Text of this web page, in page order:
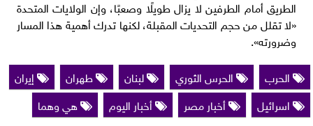
الطريق أمام الطرفين لا يزال طويلًا وصعبًا، وإن الولايات المتحدة
«لا تقلل من حجم التحديات المقبلة، لكنها تدرك أهمية هذا المسار
وضرورته».
الحرب
الحرس الثوري لبنان طهران
إيران
اسرائيل
أخبار مصر أخبار اليوم هي وهما